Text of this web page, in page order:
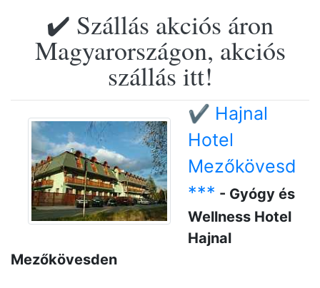
✔️ Szállás akciós áron
Magyarországon, akciós
szállás itt!
✔️ Hajnal
Hotel
Mezőkövesd
*** - Gyógy és
Wellness Hotel
Hajnal
Mezőkövesden